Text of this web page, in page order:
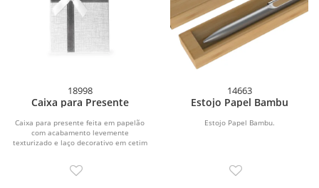
18998
Caixa para Presente
Caixa para presente feita em papelão
com acabamento levemente
texturizado e laço decorativo em cetim
14663
Estojo Papel Bambu
Estojo Papel Bambu.